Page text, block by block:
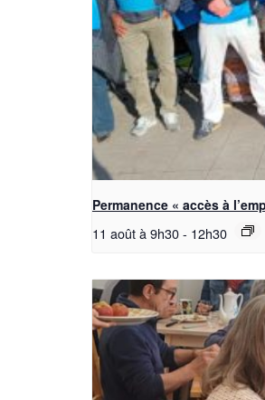
Permanence « accès à
11 août à 9h30- 12h30